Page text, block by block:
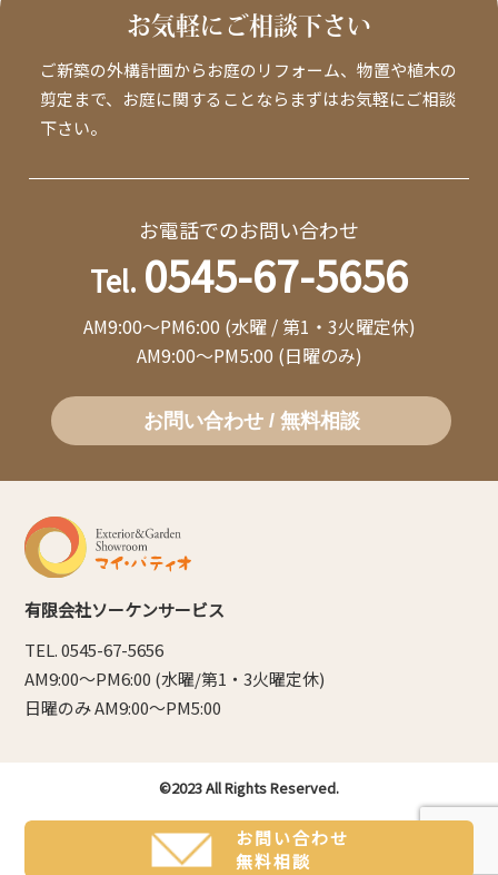
お問い合わせ
無料相談
お気軽にご相談下さい
ご新築の外構計画からお庭のリフォーム、物置や植木の
剪定まで、お庭に関することならまずはお気軽にご相談
下さい。
お電話でのお問い合わせ
Tel. 0545-67-5656
AM9:00～PM6:00 (水曜 / 第1・3火曜定休)
AM9:00～PM5:00 (日曜のみ)
お問い合わせ / 無料相談
有限会社ソーケンサービス
TEL. 0545-67-5656
AM9:00～PM6:00 (水曜/第1・3火曜定休)
日曜のみ AM9:00～PM5:00
©2023 All Rights Reserved.